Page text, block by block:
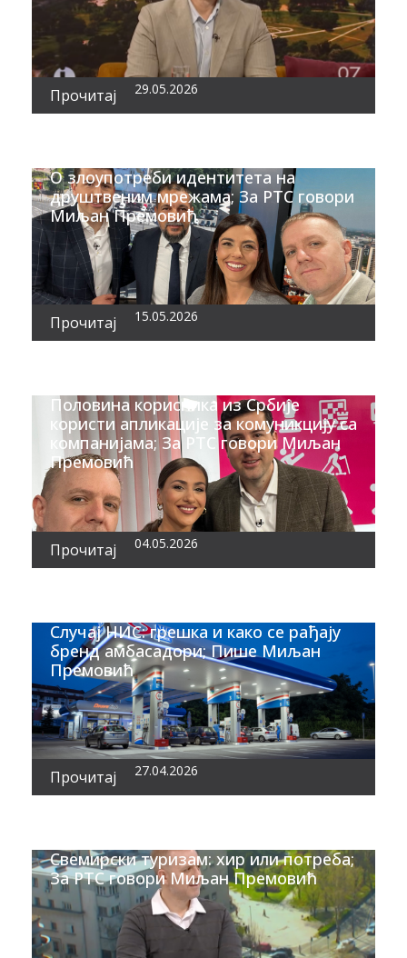
Прочитај 29.05.2026
О злоупотреби идентитета на
друштвеним мрежама; За РТС говори
Миљан Премовић
Прочитај 15.05.2026
Половина корисника из Србије
користи апликације за комуникцију са
компанијама; За РТС говори Миљан
Премовић
Прочитај 04.05.2026
Случај НИС: грешка и како се рађају
бренд амбасадори; Пише Миљан
Премовић
Прочитај 27.04.2026
Свемирски туризам: хир или потреба;
За РТС говори Миљан Премовић